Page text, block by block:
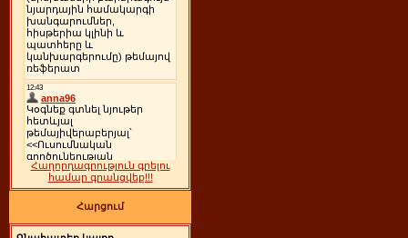
Հաղորդագրություն գրելու
համար գրանցվեք!!!
Հարցում